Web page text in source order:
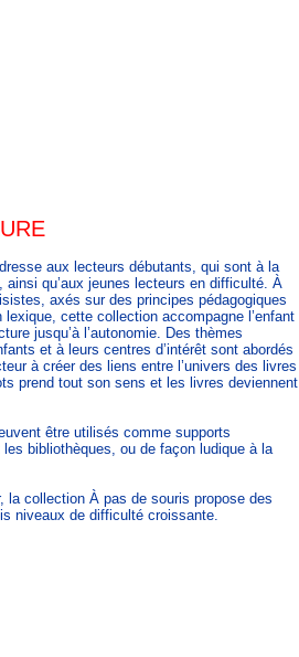
URE
aux lecteurs débutants, qui sont à la
ainsi qu’aux jeunes lecteurs en difficulté. À
axés sur des principes pédagogiques
cette collection accompagne l’enfant
jusqu’à l’autonomie. Des thèmes
et à leurs centres d’intérêt sont abordés
à créer des liens entre l’univers des livres
prend tout son sens et les livres deviennent
être utilisés comme supports
bibliothèques, ou de façon ludique à la
la collection À pas de souris propose des
niveaux de difficulté croissante.